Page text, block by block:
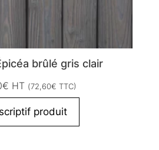
brûlé gris clair
€ HT (72,60€ TTC)
produit